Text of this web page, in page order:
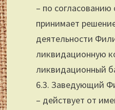
– по согласованию
принимает
деятельности
ликвидационную
ликвидационный
6.3. Заведующий
– действует от